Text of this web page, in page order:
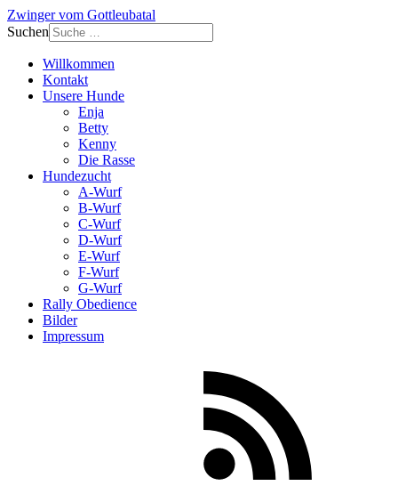
Zwinger vom Gottleubatal
Suchen
Willkommen
Kontakt
Unsere Hunde
Enja
Betty
Kenny
Die Rasse
Hundezucht
A-Wurf
B-Wurf
C-Wurf
D-Wurf
E-Wurf
F-Wurf
G-Wurf
Rally Obedience
Bilder
Impressum